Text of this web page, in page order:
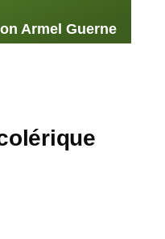
Armel Guerne